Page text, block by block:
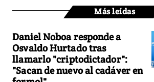
Más leídas
Daniel Noboa responde a
Osvaldo Hurtado tras
llamarlo "criptodictador":
"Sacan de nuevo al cadáver en